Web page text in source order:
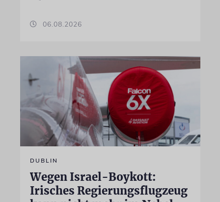
06.08.2026
DUBLIN
Wegen Israel-Boykott:
Irisches Regierungsflugzeug